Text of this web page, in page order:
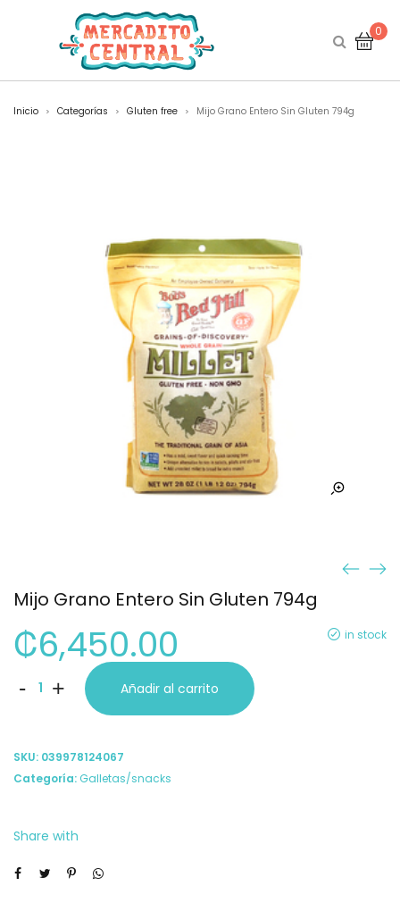
0
Inicio > Categorías > Gluten free > Mijo Grano Entero Sin Gluten 794g
Mijo Grano Entero Sin Gluten 794g
in stock
₡6,450.00
-
Sin
794g
+ Añadir al carrito
SKU: 039978124067
Categoría: Galletas/snacks
Share with